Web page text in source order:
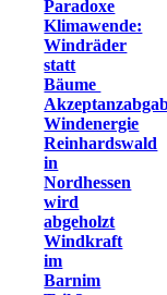
Paradoxe
Klimawende:
Windräder
statt
Bäume
Windenergie
Reinhardswald
in
Nordhessen
wird
abgeholzt
Windkraft
im
Barnim